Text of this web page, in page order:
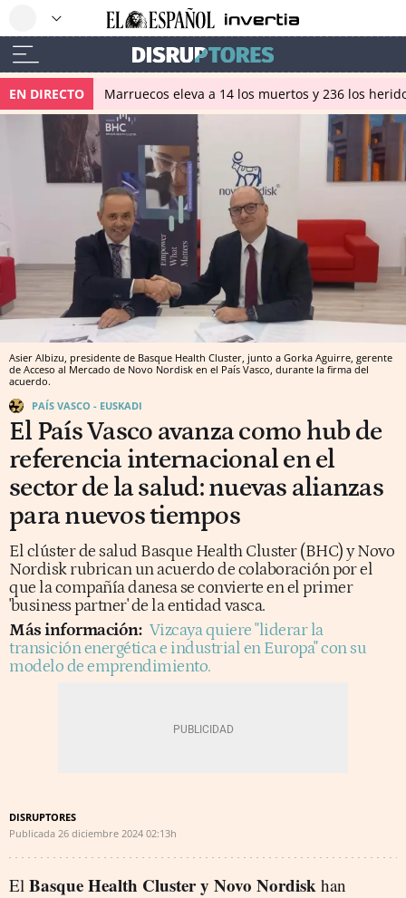
EN DIRECTO Marruecos eleva a 14 los muertos y 236 los
Asier Albizu, presidente de Basque Health Cluster, junto a Gorka Aguirre, gerente
de Acceso al Mercado de Novo Nordisk en el País Vasco, durante la firma del
acuerdo.
PAÍS VASCO - EUSKADI
El País Vasco avanza como hub de
referencia internacional en el
sector de la salud: nuevas alianzas
para nuevos tiempos
El clúster de salud Basque Health Cluster (BHC) y Novo
Nordisk rubrican un acuerdo de colaboración por el
que la compañía danesa se convierte en el primer
'business partner' de la entidad vasca.
Más información: Vizcaya quiere "liderar la
transición energética e industrial en Europa" con su
modelo de emprendimiento.
DISRUPTORES
Publicada 26 diciembre 2024 02:13h
El Basque Health Cluster y Novo Nordisk han